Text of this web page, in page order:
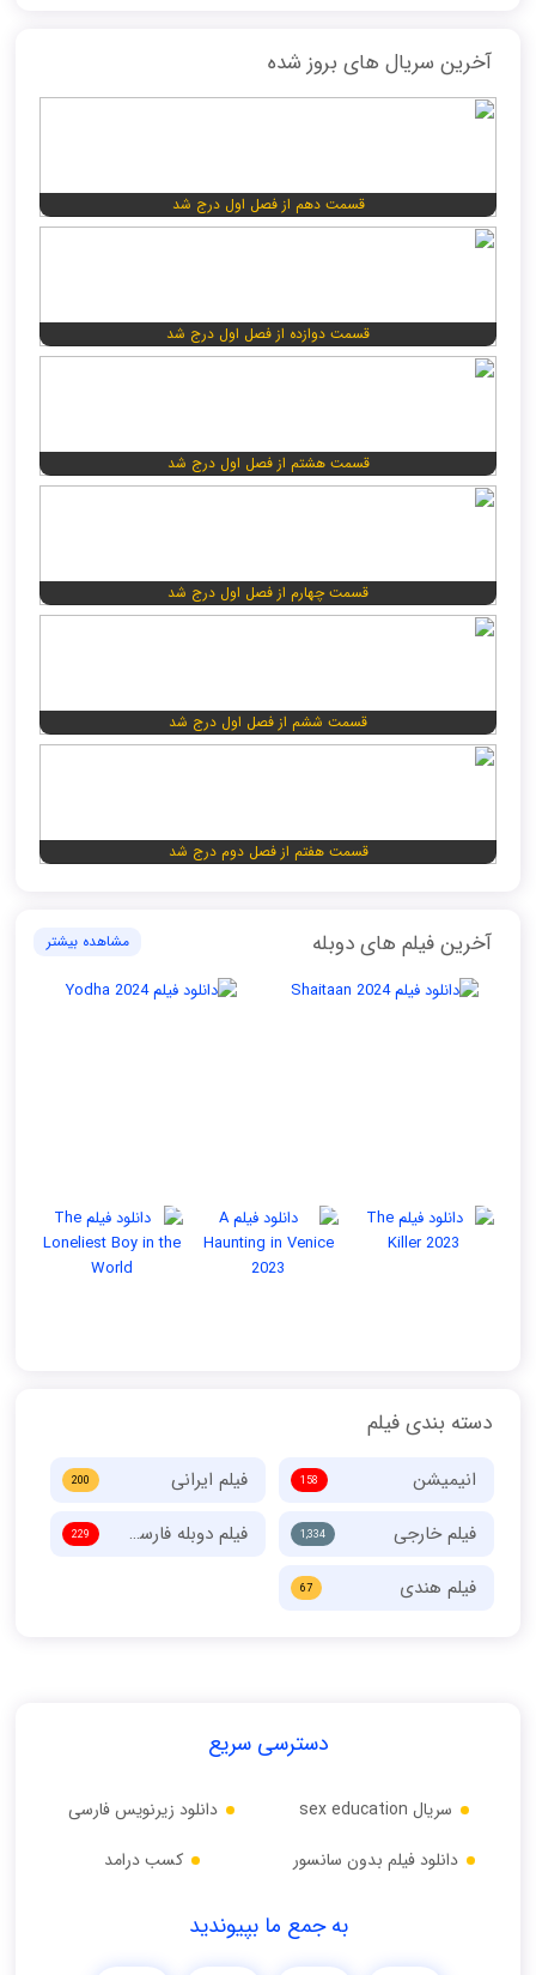
آخرین سریال های بروز شده
قسمت دهم از فصل اول درج شد
قسمت دوازده از فصل اول درج شد
قسمت هشتم از فصل اول درج شد
قسمت چهارم از فصل اول درج شد
قسمت ششم از فصل اول درج شد
قسمت هفتم از فصل دوم درج شد
مشاهده بیشتر آخرین فیلم های دوبله
دسته بندی فیلم
انیمیشن 158 فیلم ایرانی 200
فیلم خارجی 1,334 فیلم دوبله فارسی 229
فیلم هندی 67
دسترسی سریع
سریال sex education
دانلود فیلم بدون سانسور
دانلود زیرنویس فارسی
کسب درامد
به جمع ما بپیوندید